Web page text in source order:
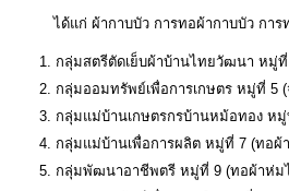
ได้แก่ ผ้ากาบบัว การทอผ้ากาบบัว การท
กลุ่มสตรีตัดเย็บผ้าบ้านไทยวัฒนา หมู่ที่
กลุ่มออมทรัพย์เพื่อการเกษตร หมู่ที่ 5
กลุ่มแม่บ้านเกษตรกรบ้านหม้อทอง หมู่
กลุ่มแม่บ้านเพื่อการผลิต หมู่ที่ 7 (ทอผ้
กลุ่มพัฒนาอาชีพตรี หมู่ที่ 9 (ทอผ้าห่ม